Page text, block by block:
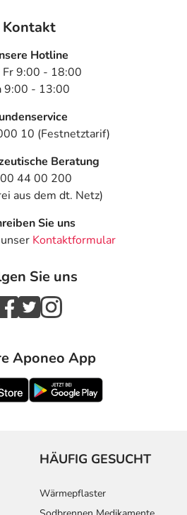
Kontakt
Hotline
Fr 9:00 - 18:00
9:00 - 13:00
10 (Festnetztarif)
Beratung
44 00 200
aus dem dt. Netz)
Sie uns
Kontaktformular
Sie uns
Aponeo App
HÄUFIG GESUCHT
Wärmepflaster